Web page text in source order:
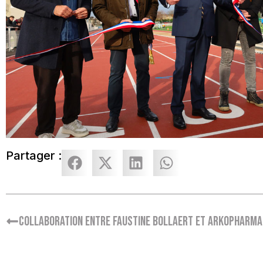
Partager :
Collaboration entre Faustine Bollaert et